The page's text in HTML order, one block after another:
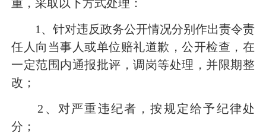
重，采取以下方式处理：
1 、针对违反政务公开情况分别作出责令责
任人向当事人或单位赔礼道歉，公开检查，在
一定范围内通报批评，调岗等处理，并限期整
改；
2 、对严重违纪者，按规定给予纪律处
分；